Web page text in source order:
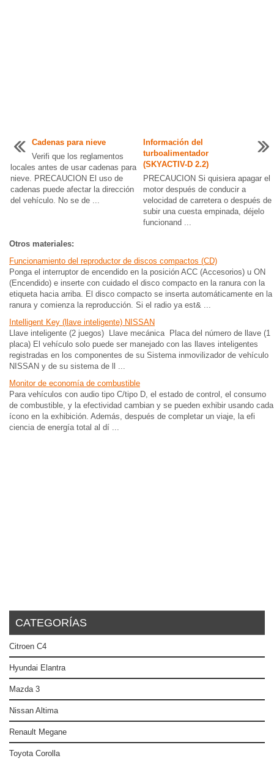
Cadenas para nieve
Verifi que los reglamentos
locales antes de usar cadenas para
nieve. PRECAUCION El uso de
cadenas puede afectar la dirección
del vehículo. No se de ...
Información del
turboalimentador
(SKYACTIV-D 2.2)
PRECAUCION Si quisiera apagar el
motor después de conducir a
velocidad de carretera o después de
subir una cuesta empinada, déjelo
funcionand ...
Otros materiales:
Funcionamiento del reproductor de discos compactos (CD)
Ponga el interruptor de encendido en la posición ACC (Accesorios) u ON
(Encendido) e inserte con cuidado el disco compacto en la ranura con la
etiqueta hacia arriba. El disco compacto se inserta automáticamente en la
ranura y comienza la reproducción. Si el radio ya est& ...
Intelligent Key (llave inteligente) NISSAN
Llave inteligente (2 juegos) Llave mecánica Placa del número de llave (1
placa) El vehículo solo puede ser manejado con las llaves inteligentes
registradas en los componentes de su Sistema inmovilizador de vehículo
NISSAN y de su sistema de ll ...
Monitor de economía de combustible
Para vehículos con audio tipo C/tipo D, el estado de control, el consumo
de combustible, y la efectividad cambian y se pueden exhibir usando cada
ícono en la exhibición. Además, después de completar un viaje, la efi
ciencia de energía total al dí ...
CATEGORÍAS
Citroen C4
Hyundai Elantra
Mazda 3
Nissan Altima
Renault Megane
Toyota Corolla